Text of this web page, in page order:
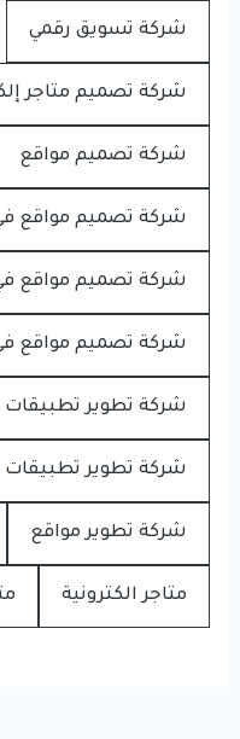
شركة تسويق رقمي
شركة تصميم متاجر
شركة تصميم مواقع
شركة تصميم مواقع
شركة تصميم مواقع
شركة تصميم مواقع
شركة تطوير تطبيقات
شركة تطوير تطبيقات
شركة تطوير مواقع
متاجر الكترونية